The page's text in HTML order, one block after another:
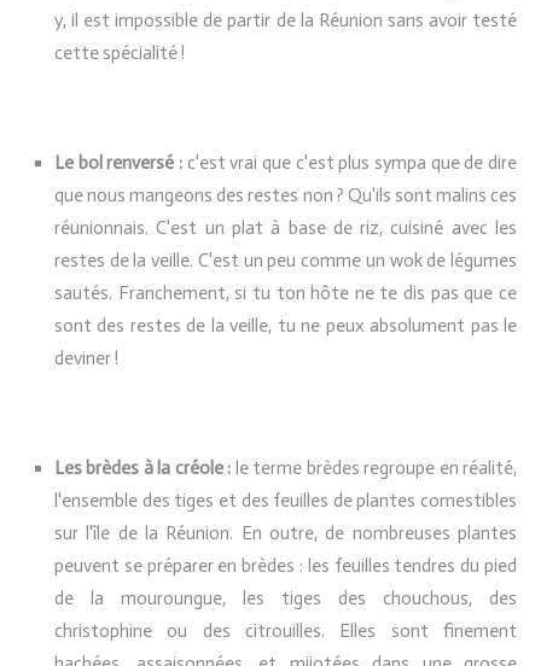
y, il est impossible de partir de la Réunion sans avoir testé
cette spécialité !
Le bol renversé : c'est vrai que c'est plus sympa que de dire
que nous mangeons des restes non ? Qu'ils sont malins ces
réunionnais. C'est un plat à base de riz, cuisiné avec les
restes de la veille. C'est un peu comme un wok de légumes
sautés. Franchement, si tu ton hôte ne te dis pas que ce
sont des restes de la veille, tu ne peux absolument pas le
deviner !
Les brèdes à la créole : le terme brèdes regroupe en réalité,
l'ensemble des tiges et des feuilles de plantes comestibles
sur l'île de la Réunion. En outre, de nombreuses plantes
peuvent se préparer en brèdes : les feuilles tendres du pied
de la mouroungue, les tiges des chouchous, des
christophine ou des citrouilles. Elles sont finement